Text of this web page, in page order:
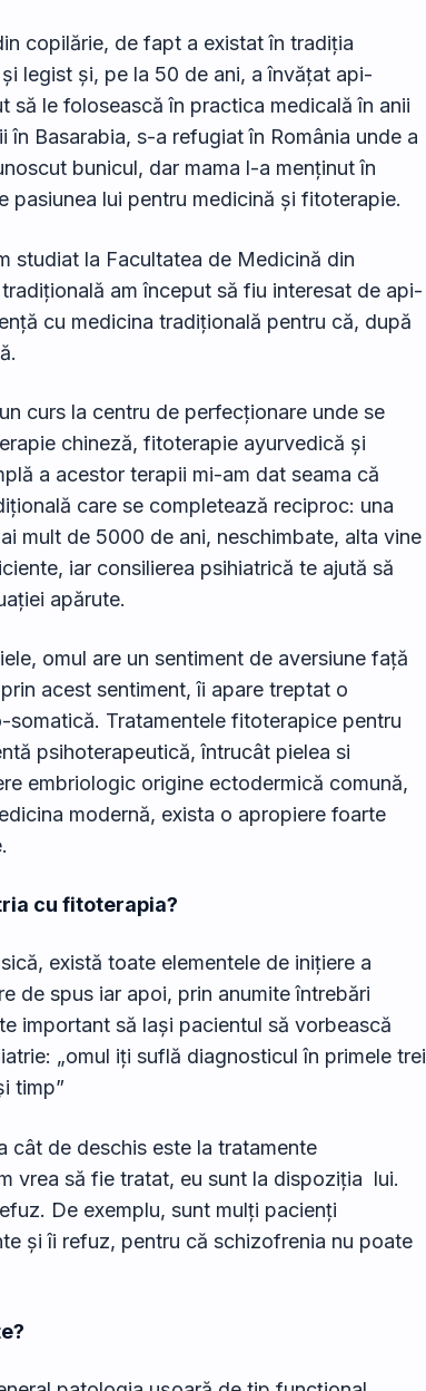
copilărie, de fapt a existat în tradiția
legist și, pe la 50 de ani, a învățat api-
le folosească în practica medicală în anii
în Basarabia, s-a refugiat în România unde a
bunicul, dar mama l-a menținut în
pasiunea lui pentru medicină și fitoterapie.
studiat la Facultatea de Medicină din
am început să fiu interesat de api-
cu medicina tradițională pentru că, după
curs la centru de perfecționare unde se
chineză, fitoterapie ayurvedică și
a acestor terapii mi-am dat seama că
care se completează reciproc: una
mult de 5000 de ani, neschimbate, alta vine
iar consilierea psihiatrică te ajută să
apărute.
omul are un sentiment de aversiune față
acest sentiment, îi apare treptat o
Tratamentele fitoterapice pentru
psihoterapeutică, întrucât pielea si
embriologic origine ectodermică comună,
modernă, exista o apropiere foarte
cu fitoterapia?
există toate elementele de inițiere a
de spus iar apoi, prin anumite întrebări
important să lași pacientul să vorbească
„omul iți suflă diagnosticul în primele trei
timp”
cât de deschis este la tratamente
vrea să fie tratat, eu sunt la dispoziția lui.
De exemplu, sunt mulți pacienți
și îi refuz, pentru că schizofrenia nu poate